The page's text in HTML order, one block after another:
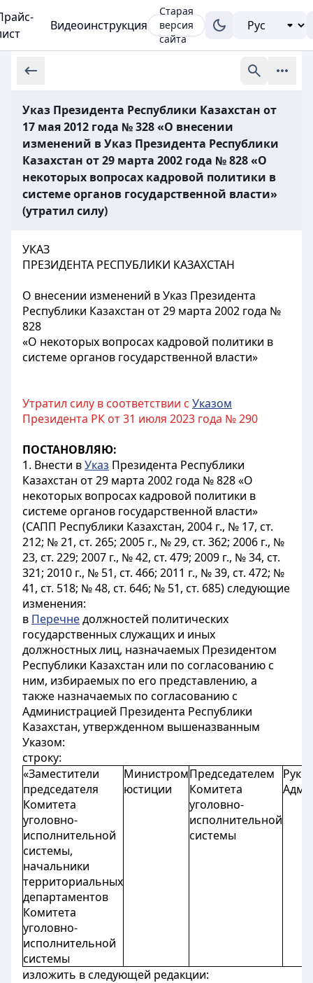
Видеоинструкция
Старая
версия
сайта
Указ Президента Республики Казахстан от
17 мая 2012 года № 328 «О внесении
изменений в Указ Президента Республики
Казахстан от 29 марта 2002 года № 828 «О
некоторых вопросах кадровой политики в
системе органов государственной власти»
(утратил силу)
УКАЗ
ПРЕЗИДЕНТА РЕСПУБЛИКИ КАЗАХСТАН
О внесении изменений в Указ Президента
Республики Казахстан от 29 марта 2002 года №
828
«О некоторых вопросах кадровой политики в
системе органов государственной власти»
Утратил силу в соответствии с Указом
Президента РК от 31 июля 2023 года № 290
ПОСТАНОВЛЯЮ:
1. Внести вУказ Президента Республики
Казахстан от 29 марта 2002 года № 828 «О
некоторых вопросах кадровой политики в
системе органов государственной власти»
(САПП Республики Казахстан, 2004 г., № 17, ст.
212; № 21, ст. 265; 2005 г., № 29, ст. 362; 2006 г., №
23, ст. 229; 2007 г., № 42, ст. 479; 2009 г., № 34, ст.
321; 2010 г., № 51, ст. 466; 2011 г., № 39, ст. 472; №
41, ст. 518; № 48, ст. 646; № 51, ст. 685) следующие
изменения:
в Перечнедолжностей политических
государственных служащих и иных
должностных лиц, назначаемых Президентом
Республики Казахстан или по согласованию с
ним, избираемых по его представлению, а
также назначаемых по согласованию с
Администрацией Президента Республики
Казахстан, утвержденном вышеназванным
Указом:
строку:
«Заместители
председателя
Комитета
уголовно-
исполнительной
системы,
начальники
территориальных
департаментов
Комитета
уголовно-
исполнительной
системы
Министром
юстиции
Председателем
Комитета
уголовно-
исполнительной
системы
изложить в следующей редакции: